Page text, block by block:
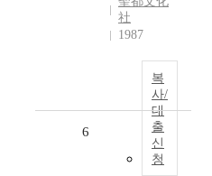
社
1987
복
사/
대
출
신
청
6